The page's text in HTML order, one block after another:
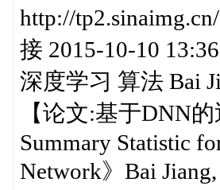
http://
接 2015-10-10 13:36
深度学习 算法 Bai
【论文:基于DNN
Summary Statistic
Network》Bai